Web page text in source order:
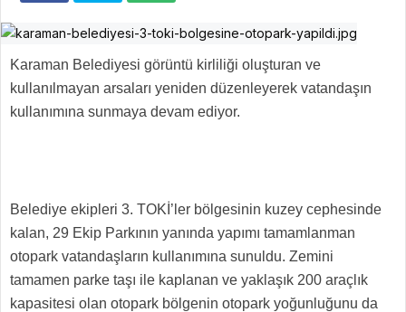
Karaman Belediyesi görüntü kirliliği oluşturan ve
kullanılmayan arsaları yeniden düzenleyerek vatandaşın
kullanımına sunmaya devam ediyor.
Belediye ekipleri 3. TOKİ’ler bölgesinin kuzey cephesinde
kalan, 29 Ekip Parkının yanında yapımı tamamlanman
otopark vatandaşların kullanımına sunuldu. Zemini
tamamen parke taşı ile kaplanan ve yaklaşık 200 araçlık
kapasitesi olan otopark bölgenin otopark yoğunluğunu da